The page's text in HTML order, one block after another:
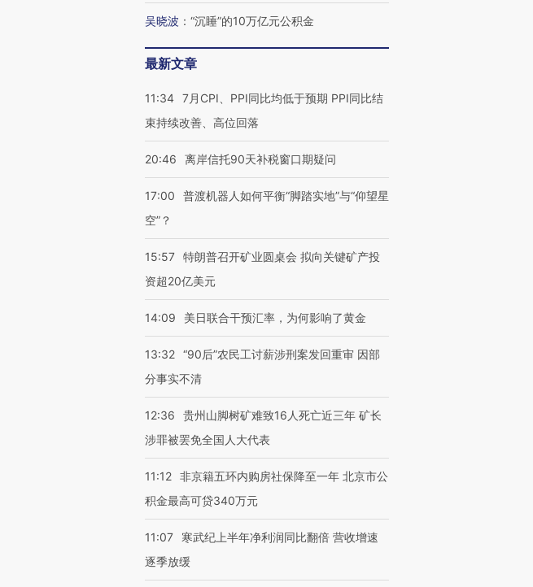
吴晓波 ： “沉睡”的10万亿元公积金
最新文章
11:34 7月CPI、PPI同比均低于预期 PPI同比结
束持续改善、高位回落
20:46 离岸信托90天补税窗口期疑问
17:00
普渡机器人如何平衡“脚踏实地”与“仰望星
空”？
15:57 特朗普召开矿业圆桌会 拟向关键矿产投
资超20亿美元
14:09 美日联合干预汇率，为何影响了黄金
13:32 “90后”农民工讨薪涉刑案发回重审 因部
分事实不清
12:36
贵州山脚树矿难致16人死亡近三年 矿长
涉罪被罢免全国人大代表
11:12 非京籍五环内购房社保降至一年 北京市公
积金最高可贷340万元
11:07
寒武纪上半年净利润同比翻倍 营收增速
逐季放缓